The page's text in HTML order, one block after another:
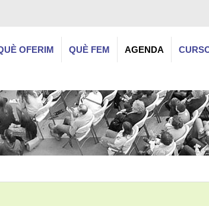
OFERIM QUÈ FEM AGENDA